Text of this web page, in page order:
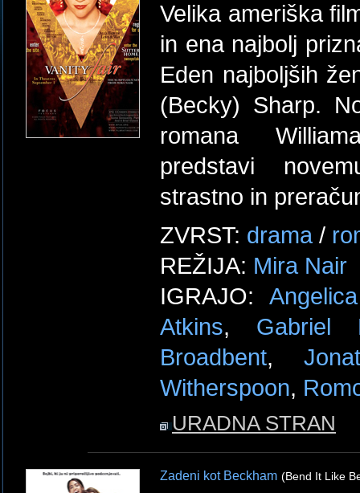
Velika ameriška
in ena najbolj
Eden najboljših
(Becky) Sharp.
romana
predstavi
strastno in
ZVRST: drama/
REŽIJA: Mira Nair
IGRAJO:
Atkins, Gabriel
Broadbent,
Witherspoon,
URADNA STRAN
Zadeni kot Beckham (Bend It Like